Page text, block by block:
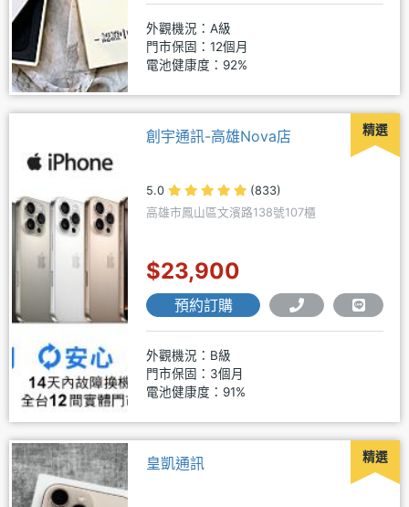
外觀機況：A級
門市保固：12個月
電池健康度：92%
精選
創宇通訊-高雄Nova店
5.0
(833)
高雄市鳳山區文濱路138號107櫃
$23,900
預約訂購
外觀機況：B級
門市保固：3個月
電池健康度：91%
精選
皇凱通訊